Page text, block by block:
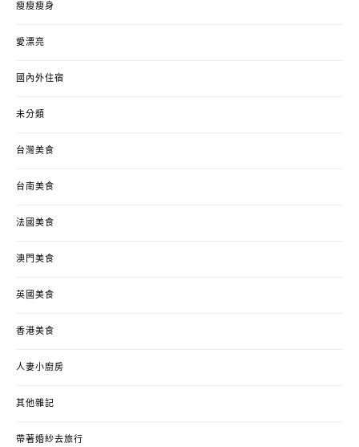
瘦瘦瘦身
愛漂亮
國內外住宿
未分類
台灣美食
台南美食
法國美食
澳門美食
英國美食
香港美食
人妻小廚房
其他雜記
帶著婚紗去旅行